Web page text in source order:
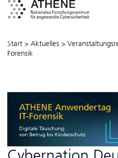
Start > Aktuelles >
Forensik